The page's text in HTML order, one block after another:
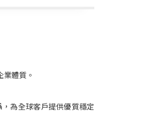
業體質。
，為全球客戶提供優質穩定